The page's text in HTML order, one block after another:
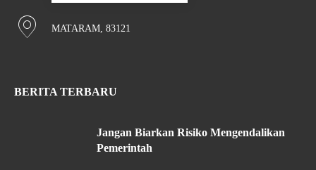
MATARAM, 83121
BERITA TERBARU
Jangan Biarkan Risiko Mengendalikan
Pemerintah